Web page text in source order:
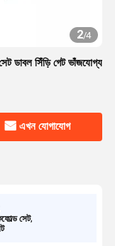
2/4
ডাবল সিঁড়ি গেট ভাঁজযোগ্য
এখন যোগাযোগ
সেট,